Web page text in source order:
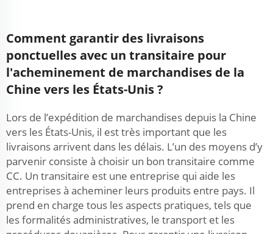
Comment garantir des livraisons
ponctuelles avec un transitaire pour
l'acheminement de marchandises de la
Chine vers les États-Unis ?
Lors de l’expédition de marchandises depuis la Chine
vers les États-Unis, il est très important que les
livraisons arrivent dans les délais. L’un des moyens d’y
parvenir consiste à choisir un bon transitaire comme
CC. Un transitaire est une entreprise qui aide les
entreprises à acheminer leurs produits entre pays. Il
prend en charge tous les aspects pratiques, tels que
les formalités administratives, le transport et les